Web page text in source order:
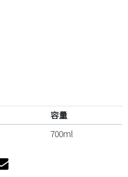
容量
700ml